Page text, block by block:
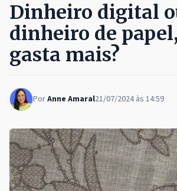
Dinheiro digital
dinheiro de
gasta mais?
PorAnne Amaral21/07/2024 às 14:59